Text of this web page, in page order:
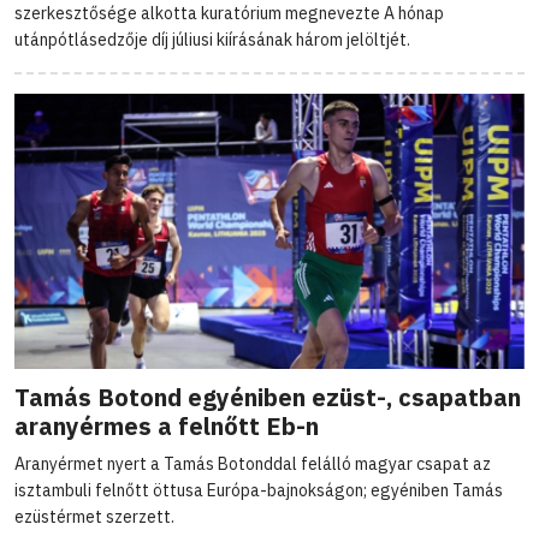
szerkesztősége alkotta kuratórium megnevezte A hónap
utánpótlásedzője díj júliusi kiírásának három jelöltjét.
Tamás Botond egyéniben ezüst-, csapatban
aranyérmes a felnőtt Eb-n
Aranyérmet nyert a Tamás Botonddal felálló magyar csapat az
isztambuli felnőtt öttusa Európa-bajnokságon; egyéniben Tamás
ezüstérmet szerzett.